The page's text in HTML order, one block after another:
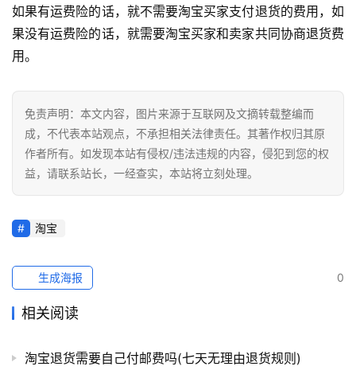
跨
境
导
航
如果有运费险的话，就不需要淘宝买家支付退货的费用，如
果没有运费险的话，就需要淘宝买家和卖家共同协商退货费
用。
免责声明：本文内容，图片来源于互联网及文摘转载整编而
成，不代表本站观点，不承担相关法律责任。其著作权归其原
作者所有。如发现本站有侵权/违法违规的内容，侵犯到您的权
益，请联系站长，一经查实，本站将立刻处理。
淘宝
0
生成海报
相关阅读
淘宝退货需要自己付邮费吗(七天无理由退货规则)